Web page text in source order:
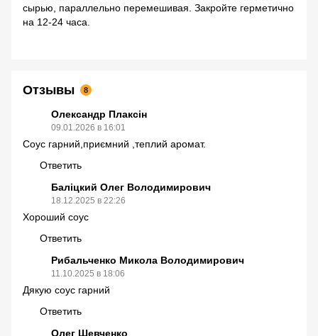
сырью, параллельно перемешивая. Закройте герметично
на 12-24 часа.
Отзывы 8
Олександр Плаксін
09.01.2026 в 16:01
Соус гарний,приємний ,теплий аромат.
Ответить
Баліцкий Олег Володимирович
18.12.2025 в 22:26
Хороший соус
Ответить
Рибальченко Микола Володимирович
11.10.2025 в 18:06
Дякую соус гарний
Ответить
Олег Шевченко